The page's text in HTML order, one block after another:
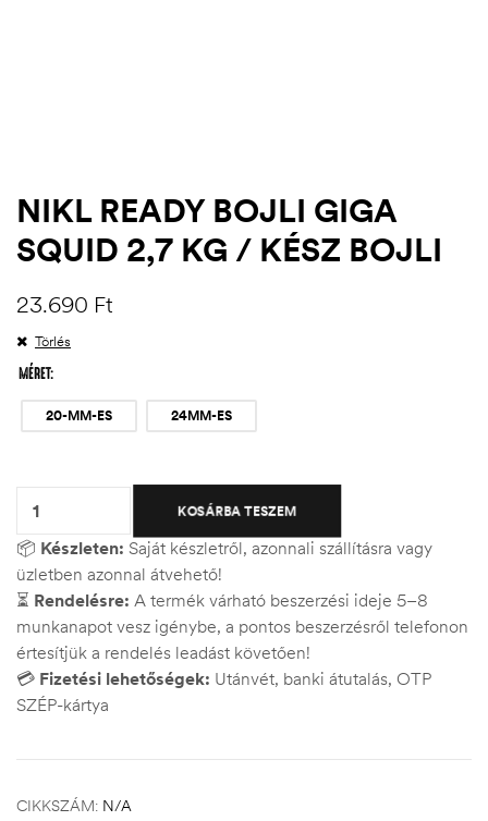
NIKL READY BOJLI GIGA
SQUID 2,7 KG / KÉSZ BOJLI
23.690 Ft
MÉRET
20-MM-ES 24MM-ES
Törlés
KOSÁRBA TESZEM
📦 Készleten: Saját készletről, azonnali szállításra vagy
üzletben azonnal átvehető!
⏳ Rendelésre: A termék várható beszerzési ideje 5–8
munkanapot vesz igénybe, a pontos beszerzésről telefonon
értesítjük a rendelés leadást követően!
💳 Fizetési lehetőségek: Utánvét, banki átutalás, OTP
SZÉP-kártya
CIKKSZÁM: N/A